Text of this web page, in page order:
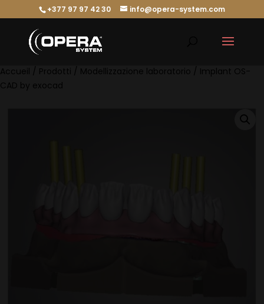
+377 97 97 42 30 info@opera-system.com
Accueil / Prodotti / Modellizzazione laboratorio / Implant OS-
CAD by exocad